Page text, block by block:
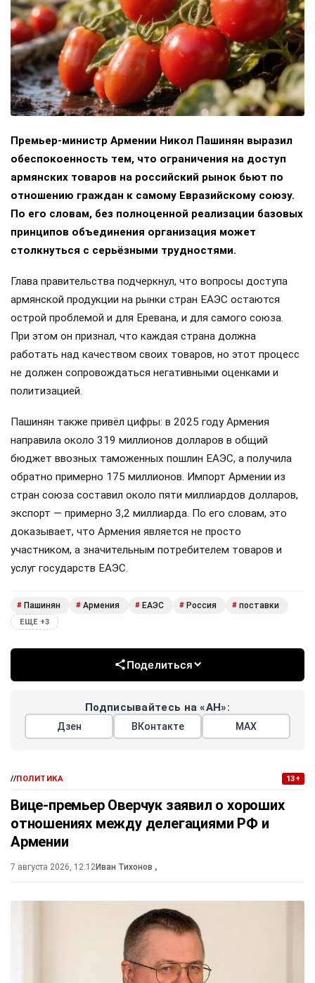
Премьер-министр Армении Никол Пашинян выразил
обеспокоенность тем, что ограничения на доступ
армянских товаров на российский рынок бьют по
отношению граждан к самому Евразийскому союзу.
По его словам, без полноценной реализации базовых
принципов объединения организация может
столкнуться с серьёзными трудностями.
Глава правительства подчеркнул, что вопросы доступа
армянской продукции на рынки стран ЕАЭС остаются
острой проблемой и для Еревана, и для самого союза.
При этом он признал, что каждая страна должна
работать над качеством своих товаров, но этот процесс
не должен сопровождаться негативными оценками и
политизацией.
Пашинян также привёл цифры: в 2025 году Армения
направила около 319 миллионов долларов в общий
бюджет ввозных таможенных пошлин ЕАЭС, а получила
обратно примерно 175 миллионов. Импорт Армении из
стран союза составил около пяти миллиардов долларов,
экспорт — примерно 3,2 миллиарда. По его словам, это
доказывает, что Армения является не просто
участником, а значительным потребителем товаров и
услуг государств ЕАЭС.
# Пашинян # Армения # ЕАЭС # Россия # поставки
ЕЩЕ +3
Поделиться
Подписывайтесь на «АН»:
Дзен ВКонтакте МАХ
//ПОЛИТИКА 13+
Вице-премьер Оверчук заявил о хороших
отношениях между делегациями РФ и
Армении
7 августа 2026, 12:12Иван Тихонов ,